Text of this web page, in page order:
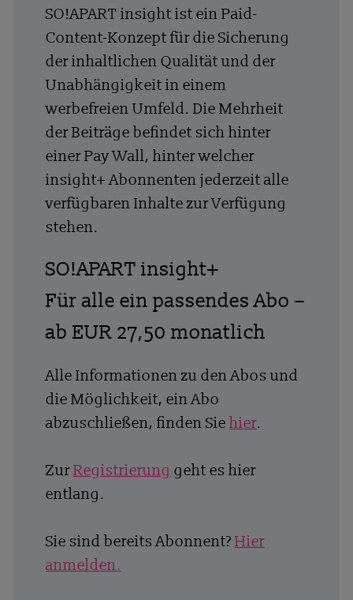
SO!APART insight ist ein Paid-
Content-Konzept für die Sicherung
der inhaltlichen Qualität und der
Unabhängigkeit in einem
werbefreien Umfeld. Die Mehrheit
der Beiträge befindet sich hinter
einer Pay Wall, hinter welcher
insight+ Abonnenten jederzeit alle
verfügbaren Inhalte zur Verfügung
stehen.
SO!APART insight+
Für alle ein passendes Abo –
ab EUR 27,50 monatlich
Alle Informationen zu den Abos und
die Möglichkeit, ein Abo
abzuschließen, finden Sie hier.
ZurRegistrierung geht es hier
entlang.
Sie sind bereits Abonnent? Hier
anmelden.